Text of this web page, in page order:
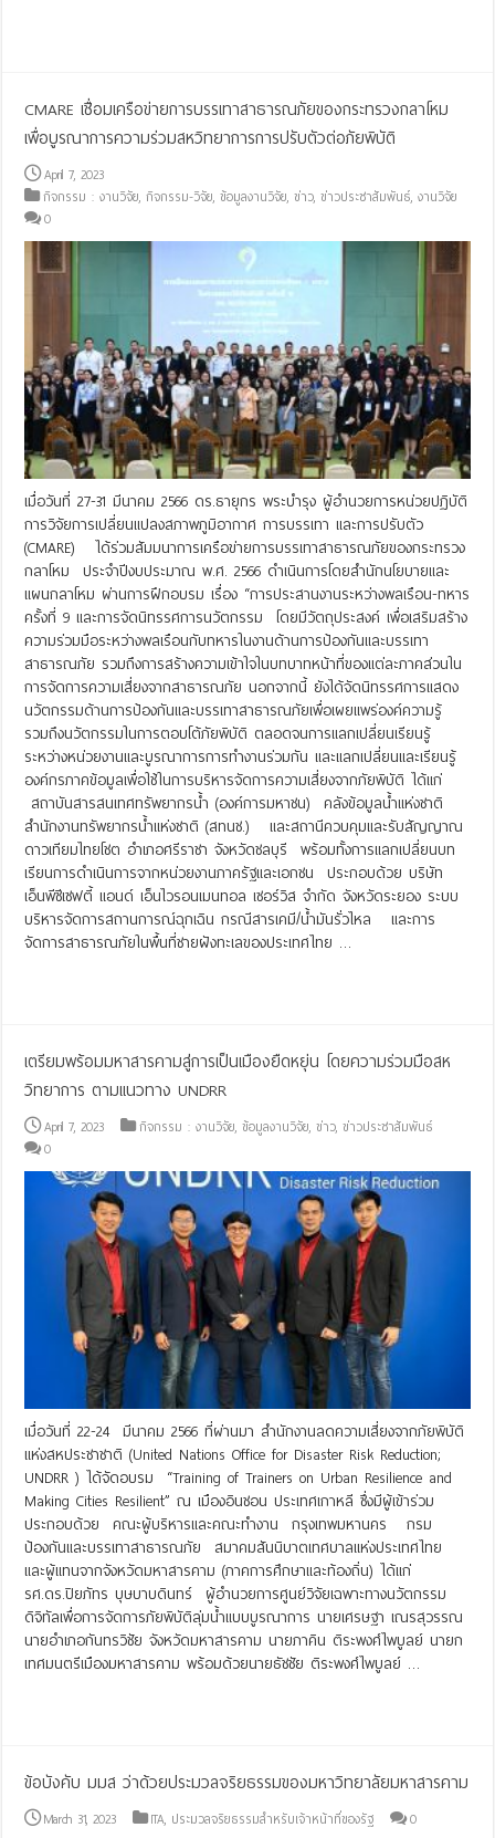
CMARE เชื่อมเครือข่ายการบรรเทาสาธารณภัยของกระทรวงกลาโหม
เพื่อบูรณาการความร่วมสหวิทยาการการปรับตัวต่อภัยพิบัติ
April 7, 2023
กิจกรรม : งานวิจัย,กิจกรรม-วิจัย,ข้อมูลงานวิจัย,ข่าว,ข่าวประชาสัมพันธ์,งานวิจัย
0
เมื่อวันที่ 27-31 มีนาคม 2566 ดร.ธายุกร พระบำรุง ผู้อำนวยการหน่วยปฏิบัติ
การวิจัยการเปลี่ยนแปลงสภาพภูมิอากาศ การบรรเทา และการปรับตัว
(CMARE) ได้ร่วมสัมมนาการเครือข่ายการบรรเทาสาธารณภัยของกระทรวง
กลาโหม ประจำปีงบประมาณ พ.ศ. 2566 ดำเนินการโดยสำนักนโยบายและ
แผนกลาโหม ผ่านการฝึกอบรม เรื่อง “การประสานงานระหว่างพลเรือน-ทหาร
ครั้งที่ 9 และการจัดนิทรรศการนวัตกรรม โดยมีวัตถุประสงค์ เพื่อเสริมสร้าง
ความร่วมมือระหว่างพลเรือนกับทหารในงานด้านการป้องกันและบรรเทา
สาธารณภัย รวมถึงการสร้างความเข้าใจในบทบาทหน้าที่ของแต่ละภาคส่วนใน
การจัดการความเสี่ยงจากสาธารณภัย นอกจากนี้ ยังได้จัดนิทรรศการแสดง
นวัตกรรมด้านการป้องกันและบรรเทาสาธารณภัยเพื่อเผยแพร่องค์ความรู้
รวมถึงนวัตกรรมในการตอบโต้ภัยพิบัติ ตลอดจนการแลกเปลี่ยนเรียนรู้
ระหว่างหน่วยงานและบูรณาการการทำงานร่วมกัน และแลกเปลี่ยนและเรียนรู้
องค์กรภาคข้อมูลเพื่อใช้ในการบริหารจัดการความเสี่ยงจากภัยพิบัติ ได้แก่
สถาบันสารสนเทศทรัพยากรน้ำ (องค์การมหาชน) คลังข้อมูลน้ำแห่งชาติ
สำนักงานทรัพยากรน้ำแห่งชาติ (สทนช.) และสถานีควบคุมและรับสัญญาณ
ดาวเทียมไทยโชต อำเภอศรีราชา จังหวัดชลบุรี พร้อมทั้งการแลกเปลี่ยนบท
เรียนการดำเนินการจากหน่วยงานภาครัฐและเอกชน ประกอบด้วย บริษัท
เอ็นพีซีเซฟตี้ แอนด์ เอ็นไวรอนเมนทอล เซอร์วิส จำกัด จังหวัดระยอง ระบบ
บริหารจัดการสถานการณ์ฉุกเฉิน กรณีสารเคมี/น้ำมันรั่วไหล และการ
จัดการสาธารณภัยในพื้นที่ชายฝังทะเลของประเทศไทย …
เตรียมพร้อมมหาสารคามสู่การเป็นเมืองยืดหยุ่น โดยความร่วมมือสห
วิทยาการ ตามแนวทาง UNDRR
April 7, 2023 กิจกรรม : งานวิจัย,ข้อมูลงานวิจัย,ข่าว,ข่าวประชาสัมพันธ์
0
เมื่อวันที่ 22-24 มีนาคม 2566 ที่ผ่านมา สำนักงานลดความเสี่ยงจากภัยพิบัติ
แห่งสหประชาชาติ (United Nations Office for Disaster Risk Reduction;
UNDRR ) ได้จัดอบรม “Training of Trainers on Urban Resilience and
Making Cities Resilient” ณ เมืองอินชอน ประเทศเกาหลี ซึ่งมีผู้เข้าร่วม
ประกอบด้วย คณะผู้บริหารและคณะทำงาน กรุงเทพมหานคร กรม
ป้องกันและบรรเทาสาธารณภัย สมาคมสันนิบาตเทศบาลแห่งประเทศไทย
และผู้แทนจากจังหวัดมหาสารคาม (ภาคการศึกษาและท้องถิ่น) ได้แก่
รศ.ดร.ปิยภัทร บุษบาบดินทร์ ผู้อำนวยการศูนย์วิจัยเฉพาะทางนวัตกรรม
ดิจิทัลเพื่อการจัดการภัยพิบัติลุ่มน้ำแบบบูรณาการ นายเศรษฐา เณรสุวรรณ
นายอำเภอกันทรวิชัย จังหวัดมหาสารคาม นายภาคิน ติระพงศ์ไพบูลย์ นายก
เทศมนตรีเมืองมหาสารคาม พร้อมด้วยนายธัชชัย ติระพงศ์ไพบูลย์ …
ข้อบังคับ มมส ว่าด้วยประมวลจริยธรรมของมหาวิทยาลัยมหาสารคาม
March 31, 2023 ITA, ประมวลจริยธรรมสำหรับเจ้าหน้าที่ของรัฐ 0